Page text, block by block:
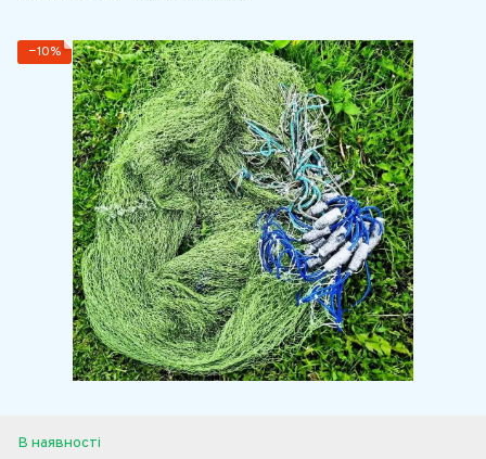
−10%
В наявності